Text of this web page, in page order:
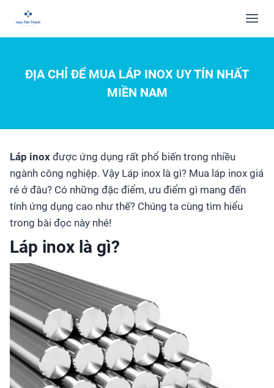
ĐỊA CHỈ ĐỂ MUA LÁP INOX UY TÍN NHẤT
MIỀN NAM
Láp inox được ứng dụng rất phổ biến trong nhiều
ngành công nghiệp. Vậy Láp inox là gì? Mua láp inox giá
rẻ ở đâu? Có những đặc điểm, ưu điểm gì mang đến
tính ứng dụng cao như thế? Chúng ta cùng tìm hiểu
trong bài đọc này nhé!
Láp inox là gì?